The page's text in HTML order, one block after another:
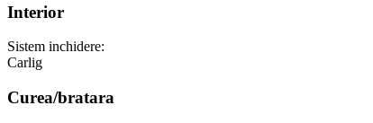
Interior
Sistem inchidere:
Carlig
Curea/bratara